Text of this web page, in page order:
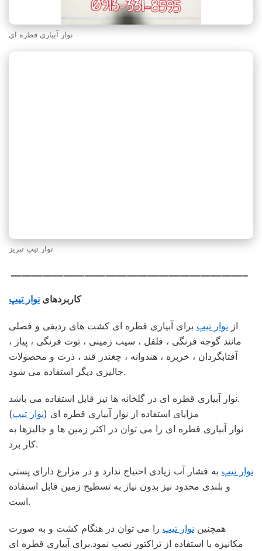
نوار آبیاری قطره ای
نوار تیپ تبریز
——————————————————————–
کاربردهای نوار تیپ
از نوار تیپ برای آبیاری قطره ای کشت های ردیفی و فصلی
مانند گوجه فرنگی ، فلفل ، سیب زمینی ، توت فرنگی ، پیاز ،
آفتابگردان ، خربزه ، هندوانه ، چغندر قند ، ذرت و محصولات
جالیزی دیگر استفاده می شود.
نوار آبیاری قطره ای در گلخانه ها نیز قابل استفاده می باشد.
مزایای استفاده از نوار آبیاری قطره ای (نوار تیپ)
نوار آبیاری قطره ای را می توان در اکثر زمین ها و جالیزها به
کار برد.
نوار تیپ به فشار آب زیادی احتیاج ندارد و در مزارع دارای پستی
و بلندی محدود نیز بدون نیاز به تسطیح زمین قابل استفاده
است.
همچنین نوار تیپ را می توان در هنگام کشت و به صورت
مکانیزه با استفاده از تراکتور نصب نمود.برای آبیاری قطره ای